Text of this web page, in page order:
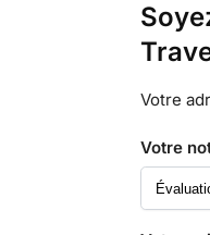
Votre
Votre